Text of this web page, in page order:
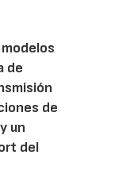
de
de
un
del